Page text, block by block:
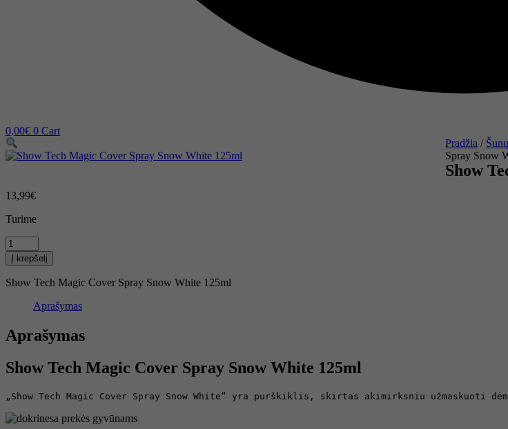
0,00€ 0 Cart
Pradžia /
Spray Snow
Show
13,99€
Turime
produkto
kiekis:
Show
Tech
Snow
White
Į krepšelį
Show Tech Magic Cover Spray Snow White 125ml
Aprašymas
Aprašymas
Show Tech Magic Cover Spray Snow White 125ml